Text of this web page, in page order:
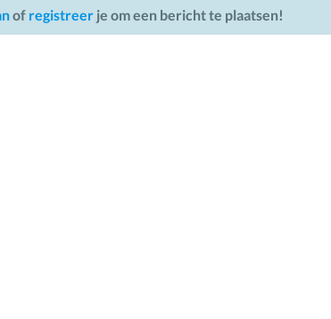
of registreerje om een bericht te plaatsen!